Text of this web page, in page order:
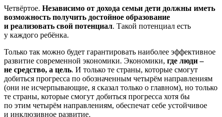
Четвёртое. Независимо от дохода семьи дети должны иметь
возможность получить достойное образование
и реализовать свой потенциал. Такой потенциал есть
у каждого ребёнка.
Только так можно будет гарантировать наиболее эффективное
развитие современной экономики. Экономики, где люди –
не средство, а цель. И только те страны, которые смогут
добиться прогресса по обозначенным четырём направлениям
(они не исчерпывающие, я сказал только о главном), но только
те страны, которые смогут добиться прогресса хотя бы
по этим четырём направлениям, обеспечат себе устойчивое
и инклюзивное развитие.